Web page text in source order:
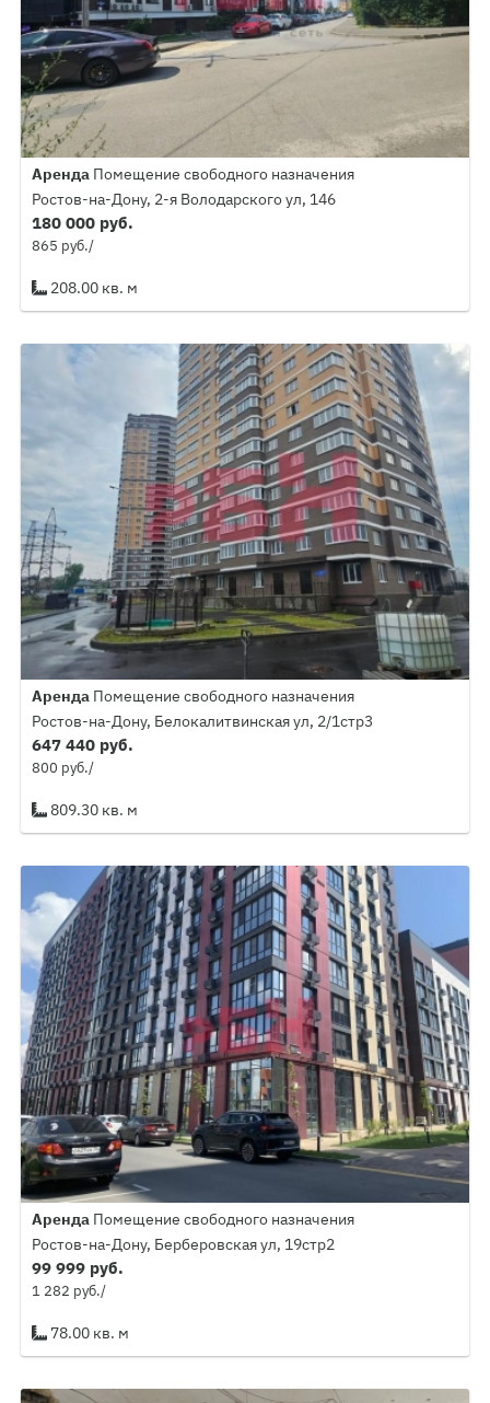
Аренда Помещение свободного назначения
Ростов-на-Дону, 2-я Володарского ул, 146
180 000 руб.
865 руб./
208.00 кв. м
Аренда Помещение свободного назначения
Ростов-на-Дону, Белокалитвинская ул, 2/1стр3
647 440 руб.
800 руб./
809.30 кв. м
Аренда Помещение свободного назначения
Ростов-на-Дону, Берберовская ул, 19стр2
99 999 руб.
1 282 руб./
78.00 кв. м